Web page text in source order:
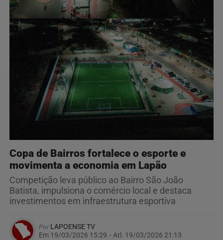
Copa de Bairros fortalece o esporte e
movimenta a economia em Lapão
Competição leva público ao Bairro São João
Batista, impulsiona o comércio local e destaca
investimentos em infraestrutura esportiva
PorLAPOENSE TV
Em 19/03/2026 15:29 - Atl. 19/03/2026 21:13